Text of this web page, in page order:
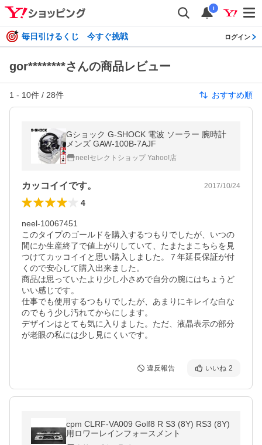
i
毎日引けるくじ 今すぐ挑戦 ログイン
gor********さんの商品レビュー
1 - 10件 / 28件 おすすめ順
Gショック G-SHOCK 電波 ソーラー 腕時計
メンズ GAW-100B-7AJF
neelセレクトショップ Yahoo!店
カッコイイです。 2017/10/24
4
neel-10067451
このタイプのゴールドを購入するつもりでしたが、いつの
間にか生産終了で値上がりしていて、たまたまこちらを見
つけてカッコイイと思い購入しました。７年延長保証が付
くので安心して購入出来ました。
商品は思っていたより少し小さめで自分の腕にはちょうど
いい感じです。
仕事でも使用するつもりでしたが、あまりにキレイな白な
のでもう少し汚れてからにします。
デザインはとても気に入りました。ただ、液晶表示の部分
が老眼の私には少し見にくいです。
違反報告 いいね 2
cpm CLRF-VA009 Golf8 R S3 (8Y) RS3 (8Y)
用ロワーレインフォースメント